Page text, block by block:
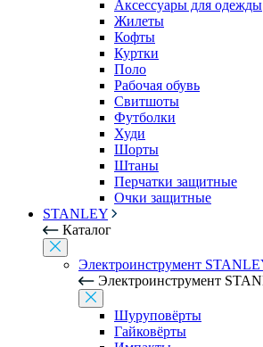
Аксессуары для одежды
Жилеты
Кофты
Куртки
Поло
Рабочая обувь
Свитшоты
Футболки
Худи
Шорты
Штаны
Перчатки защитные
Очки защитные
STANLEY
Каталог
Электроинструмент
Электроинструмент
Шуруповёрты
Гайковёрты